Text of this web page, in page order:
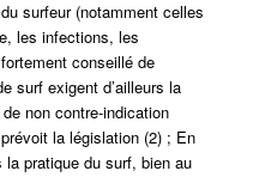
surfeur (notamment celles
les infections, les
conseillé de
surf exigent d’ailleurs la
non contre-indication
la législation (2) ; En
la pratique du surf, bien au